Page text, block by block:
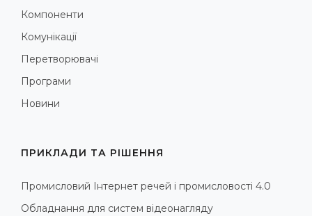
Компоненти
Комунікації
Перетворювачі
Програми
Новини
ПРИКЛАДИ ТА РІШЕННЯ
Промисловий Інтернет речей і промисловості 4.0
Обладнання для систем відеонагляду